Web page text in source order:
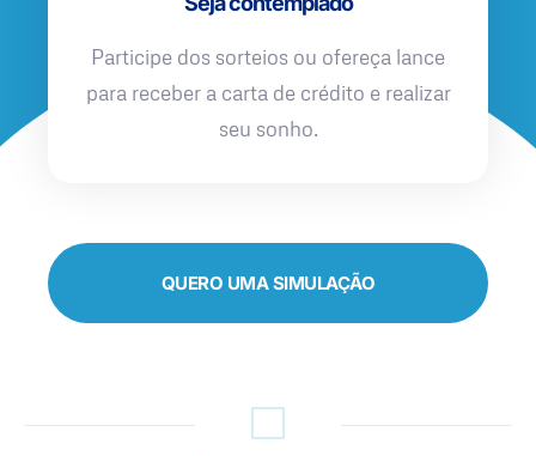
Participe dos sorteios ou ofereça lance
para receber a carta de crédito e realizar
seu sonho.
QUERO UMA SIMULAÇÃO